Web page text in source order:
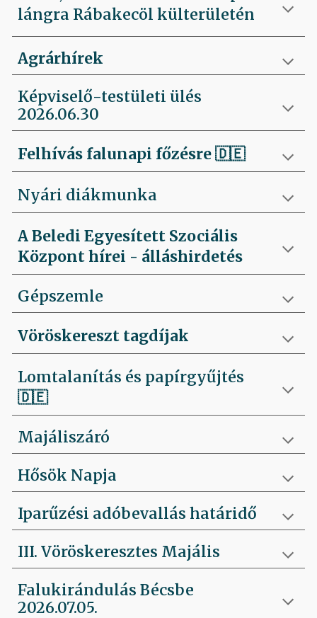
lángra Rábakecöl külterületén
Agrárhírek
Képviselő-testületi ülés
2026.06.30
Felhívás falunapi főzésre🇩🇪
Nyári diákmunka
A Beledi Egyesített Szociális
Központ hírei - álláshirdetés
Gépszemle
Vöröskereszt tagdíjak
Lomtalanítás és papírgyűjtés
🇩🇪
Majáliszáró
Hősök Napja
Iparűzési adóbevallás határidő
III. Vöröskeresztes Majális
Falukirándulás Bécsbe
2026.07.05.